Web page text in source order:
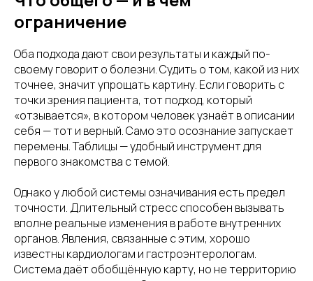
ограничение
Оба подхода дают свои результаты и каждый по-
своему говорит о болезни. Судить о том, какой из них
точнее, значит упрощать картину. Если говорить с
точки зрения пациента, тот подход, который
«отзывается», в котором человек узнаёт в описании
себя — тот и верный. Само это осознание запускает
перемены. Таблицы — удобный инструмент для
первого знакомства с темой.
Однако у любой системы означивания есть предел
точности. Длительный стресс способен вызывать
вполне реальные изменения в работе внутренних
органов. Явления, связанные с этим, хорошо
известны кардиологам и гастроэнтерологам.
Система даёт обобщённую карту, но не территорию